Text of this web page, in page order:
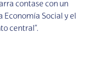
contase con un
Economía Social y el
central”.